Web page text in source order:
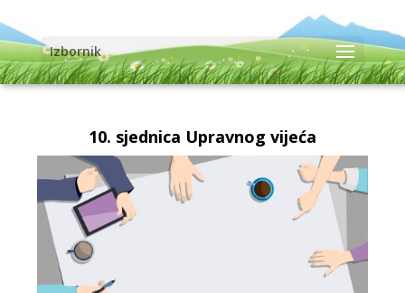
Izbornik
10. sjednica Upravnog vijeća